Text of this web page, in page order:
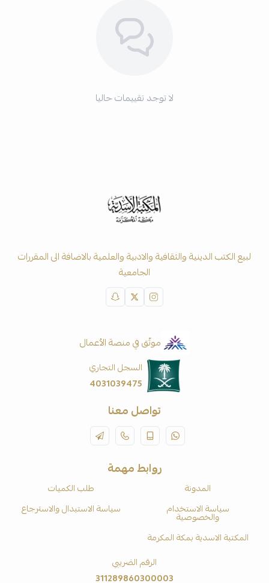
لا توجد تقييمات حاليا
لبيع الكتب الدينية والثقافية والادبية والعلمية بالاضافة الى المقررات
الجامعية
موثّق في منصة الأعمال
السجل التجاري
4031039475
تواصل معنا
روابط مهمة
المدونة
طلب الكميات
سياسة الاستخدام
والخصوصية
سياسة الاستبدال والاسترجاع
المكتبة الاسدية بمكة المكرمة
الرقم الضريبي
311289860300003